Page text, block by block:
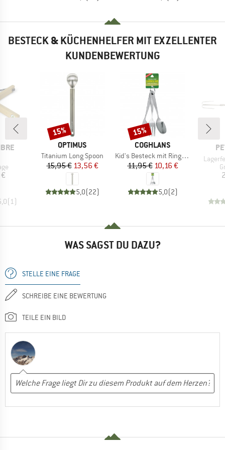
BESTECK & KÜCHENHELFER MIT EXZELLENTER
KUNDENBEWERTUNG
(1)
MARKE
OPTIMUS
Artikel
Titanium Long Spoon
Preis
15,95 €reduzierter Preis
13,56 €
5,0(22)
Rabatt
15%
MARKE
COGHLANS
Artikel
Kid's Besteck mit Ring 3-teilig
Preis
11,95 €reduzierter Preis
10,16 €
5,0(2)
Rabatt
15%
Artikel
WAS SAGST DU DAZU?
STELLE EINE FRAGE
SCHREIBE EINE BEWERTUNG
TEILE EIN BILD